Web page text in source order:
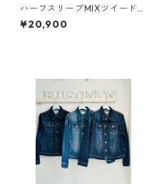
ハーフスリーブMIXツイードJ
K 604483 cyantokyo 2603
b -008
¥20,900